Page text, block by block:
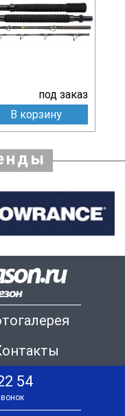
под заказ
В корзину
54